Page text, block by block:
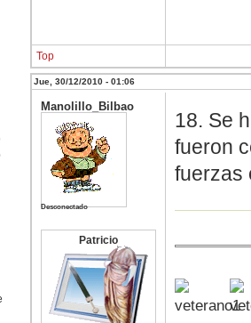
Top
Jue, 30/12/2010 - 01:06
Manolillo_Bilbao
Desconectado
Patricio
18. Se
fueron
fuerzas